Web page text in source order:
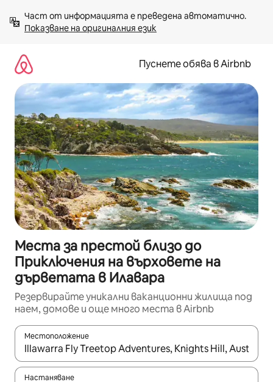
към
съдържанието
Показване на оригиналния език
Пуснете обява в Airbnb
Места за престой близо до
Приключения на върховете на
дърветата в Илавара
Резервирайте уникални ваканционни жилища под
наем, домове и още много места в Airbnb
Местоположение
Когато резултатите се покажат, използвайте
Настаняване